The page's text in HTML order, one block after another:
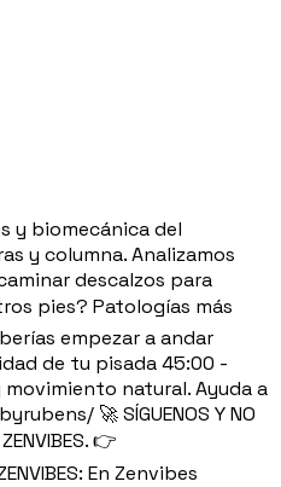
y biomecánica del
y columna. Analizamos
descalzos para
pies? Patologías más
empezar a andar
de tu pisada 45:00 -
movimiento natural. Ayuda a
🚀 SÍGUENOS Y NO
👉
En Zenvibes